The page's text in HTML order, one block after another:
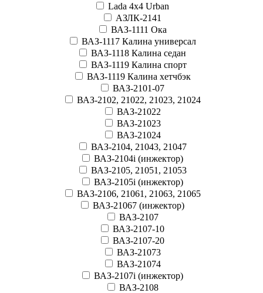
Lada 4x4 Urban
АЗЛК-2141
ВАЗ-1111 Ока
ВАЗ-1117 Калина универсал
ВАЗ-1118 Калина седан
ВАЗ-1119 Калина спорт
ВАЗ-1119 Калина хетчбэк
ВАЗ-2101-07
ВАЗ-2102, 21022, 21023, 21024
ВАЗ-21022
ВАЗ-21023
ВАЗ-21024
ВАЗ-2104, 21043, 21047
ВАЗ-2104i (инжектор)
ВАЗ-2105, 21051, 21053
ВАЗ-2105i (инжектор)
ВАЗ-2106, 21061, 21063, 21065
ВАЗ-21067 (инжектор)
ВАЗ-2107
ВАЗ-2107-10
ВАЗ-2107-20
ВАЗ-21073
ВАЗ-21074
ВАЗ-2107i (инжектор)
ВАЗ-2108